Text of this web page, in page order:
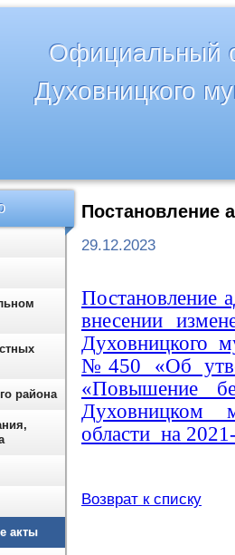
Официальный
Духовницкого
Постановление
29.12.2023
Постановление
внесении
Духовницкого
№450 «Об
«Повышение
Духовницком
области на
Возврат к списку
района
акты